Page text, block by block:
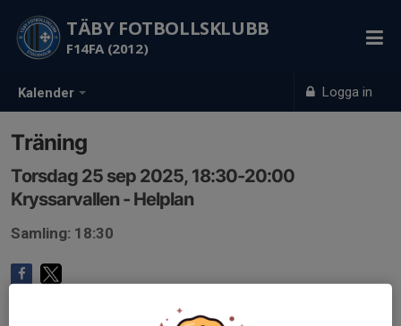
Kalender Logga in
TÄBY FOTBOLLSKLUBB
F14FA (2012)
Träning
Torsdag 25 sep 2025, 18:30-20:00
Kryssarvallen - Helplan
Samling: 18:30